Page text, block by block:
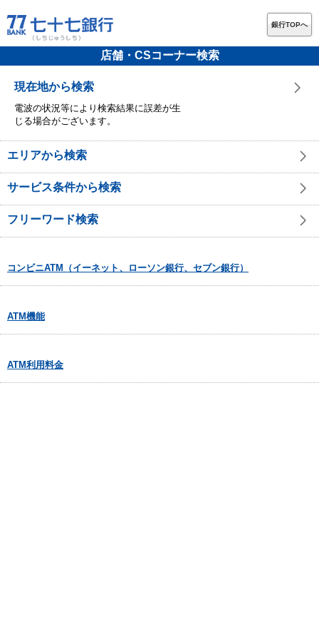
銀行TOPへ
店舗・CSコーナー検索
現在地から検索
電波の状況等により検索結果に誤差が生
じる場合がございます。
エリアから検索
サービス条件から検索
フリーワード検索
コンビニATM（イーネット、ローソン銀行、セブン銀行）
ATM機能
ATM利用料金